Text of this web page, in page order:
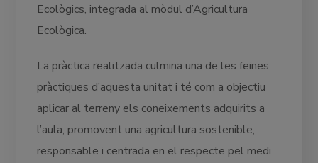
Ecològics, integrada al mòdul d’Agricultura
Ecològica.
La pràctica realitzada culmina una de les feines
pràctiques d’aquesta unitat i té com a objectiu
aplicar al terreny els coneixements adquirits a
l’aula, promovent una agricultura sostenible,
responsable i centrada en el respecte pel medi